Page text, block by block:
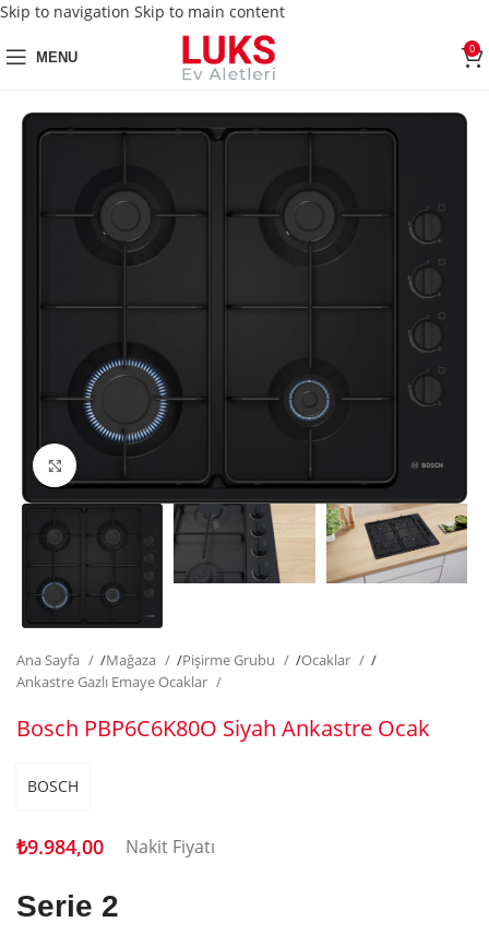
Skip to navigation Skip to main content
MENU 0
Ana Sayfa /Mağaza /Pişirme Grubu /Ocaklar
/
Ankastre Gazlı Emaye Ocaklar
Bosch PBP6C6K80O Siyah Ankastre Ocak
BOSCH
₺9.984,00 Nakit Fiyatı
Serie 2